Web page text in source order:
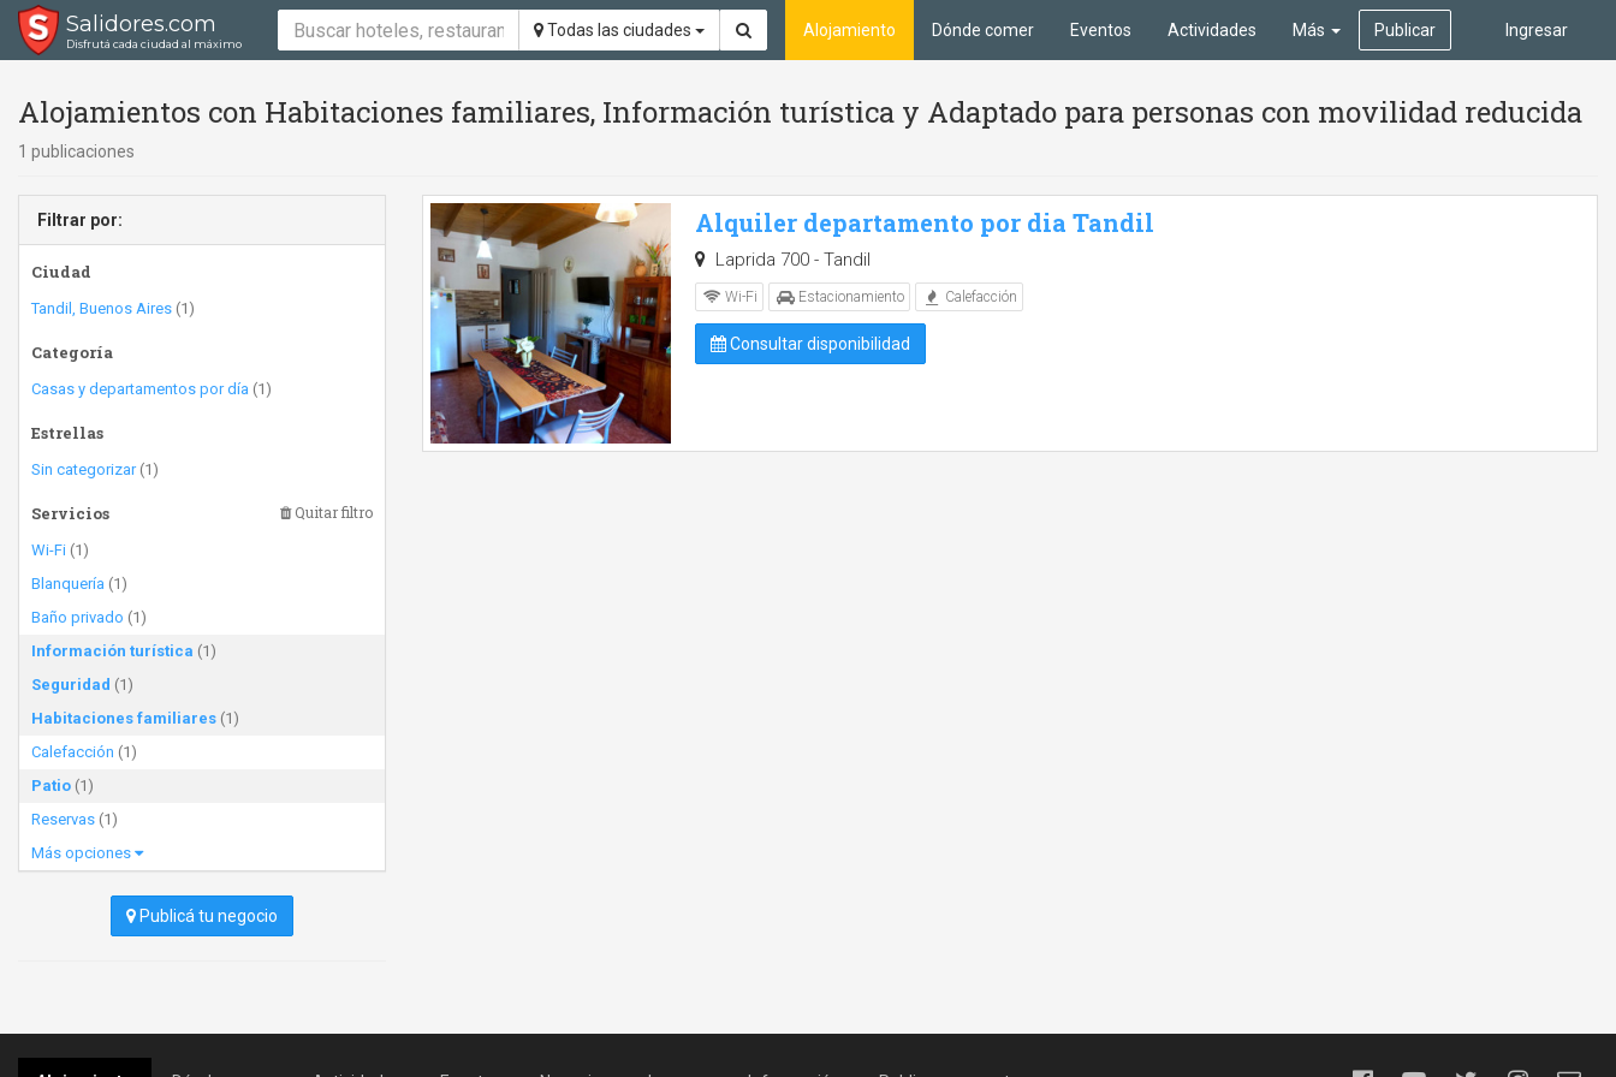
Salidores.com
Disfrutá cada ciudad al máximo
Todas las ciudades Ingresar
Alojamiento Dónde comer Eventos Actividades Más Publicar
Alojamientos con Habitaciones familiares, Información turística y Adaptado para personas con movilidad reducida
1 publicaciones
Filtrar por:
Ciudad
Tandil, Buenos Aires (1)
Categoría
Casas y departamentos por día (1)
Estrellas
Sin categorizar(1)
Servicios Quitar filtro
Wi-Fi (1)
Blanquería (1)
Baño privado (1)
Información turística (1)
Seguridad (1)
Habitaciones familiares (1)
Calefacción (1)
Patio (1)
Reservas (1)
Más opciones
Publicá tu negocio
Alquiler departamento por dia Tandil
Laprida 700 - Tandil
Wi-Fi Estacionamiento Calefacción
Consultar disponibilidad